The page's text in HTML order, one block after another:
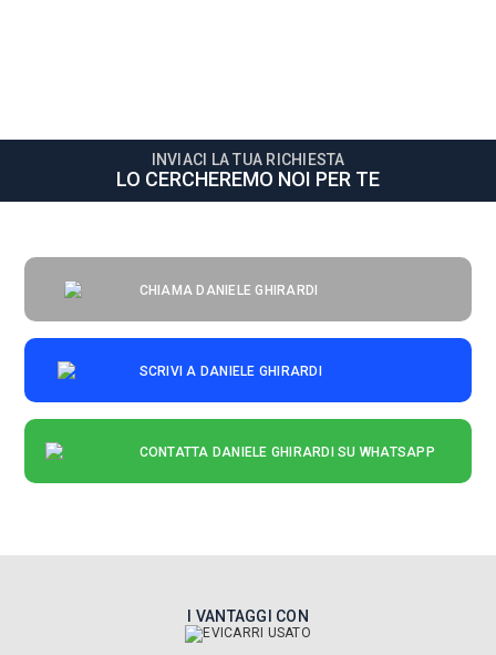
INVIACI LA TUA RICHIESTA
LO CERCHEREMO NOI PER TE
CHIAMA DANIELE GHIRARDI
SCRIVI A DANIELE GHIRARDI
CONTATTA DANIELE GHIRARDI SU WHATSAPP
I VANTAGGI CON